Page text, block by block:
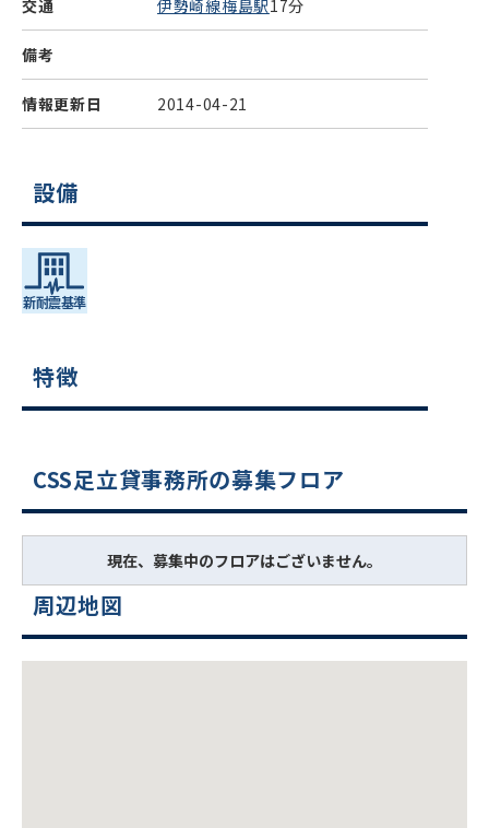
交通 伊勢崎線梅島駅17分
備考
情報更新日 2014-04-21
設備
特徴
CSS足立貸事務所の募集フロア
現在、募集中のフロアはございません。
周辺地図